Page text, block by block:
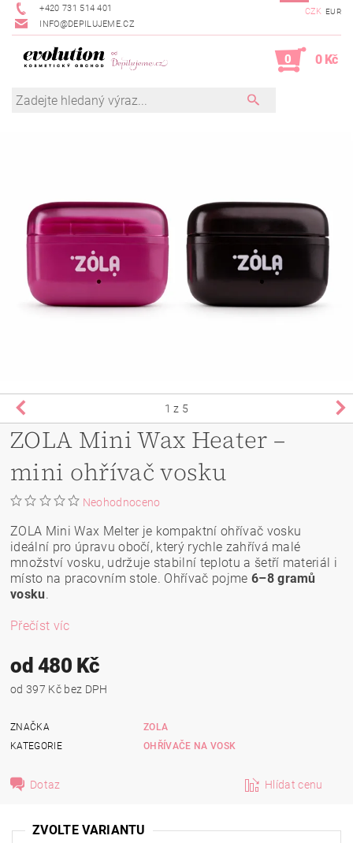
+420 731 514 401
INFO@DEPILUJEME.CZ
CZK EUR
0 0 Kč
1 z 5
ZOLA Mini Wax Heater –
mini ohřívač vosku
Neohodnoceno
ZOLA Mini Wax Melter je kompaktní ohřívač vosku
ideální pro úpravu obočí, který rychle zahřívá malé
množství vosku, udržuje stabilní teplotu a šetří materiál i
místo na pracovním stole. Ohřívač pojme 6–8 gramů
vosku.
Přečíst víc
od 480 Kč
od 397 Kč bez DPH
ZNAČKA
ZOLA
KATEGORIE
OHŘÍVAČE NA VOSK
Dotaz Hlídat cenu
ZVOLTE VARIANTU